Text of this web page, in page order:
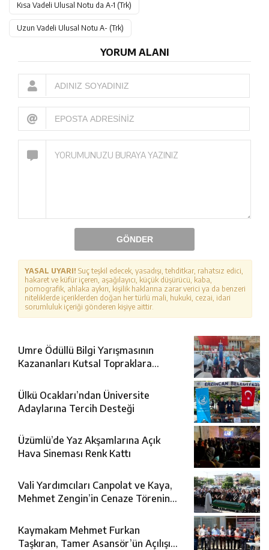
Kısa Vadeli Ulusal Notu da A-1 (Trk)
Uzun Vadeli Ulusal Notu A- (Trk)
YORUM ALANI
GÖNDER
YASAL UYARI! Suç teşkil edecek, yasadışı, tehditkar, rahatsız edici,
hakaret ve küfür içeren, aşağılayıcı, küçük düşürücü, kaba,
pornografik, ahlaka aykırı, kişilik haklarına zarar verici ya da benzeri
niteliklerde içeriklerden doğan her türlü mali, hukuki, cezai, idari
sorumluluk içeriği gönderen kişiye aittir.
Umre Ödüllü Bilgi Yarışmasının
Kazananları Kutsal Topraklara
Ülkü Ocakları’ndan Üniversite
Adaylarına Tercih Desteği
Üzümlü’de Yaz Akşamlarına Açık
Hava Sineması Renk Kattı
Vali Yardımcıları Canpolat ve Kaya,
Mehmet Zengin’in Cenaze Törenine
Kaymakam Mehmet Furkan
Taşkıran, Tamer Asansör’ün Açılışına